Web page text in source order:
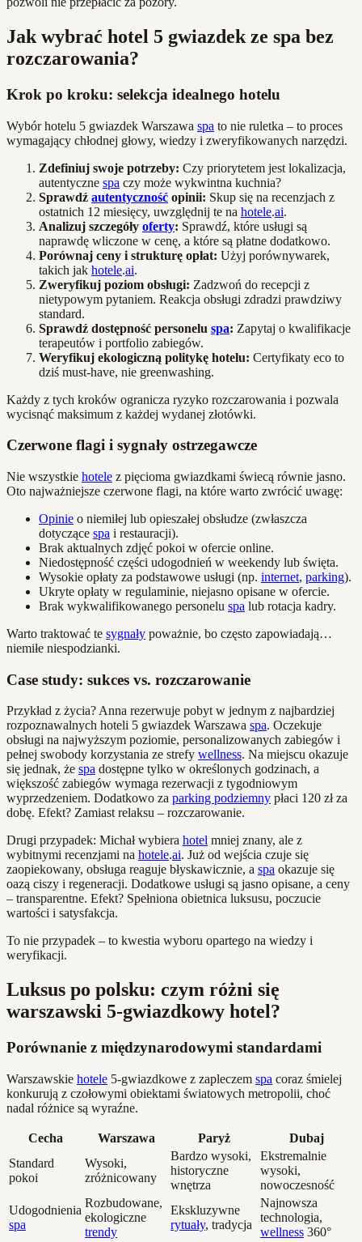
Jak wybrać hotel 5 gwiazdek ze spa bez
rozczarowania?
Krok po kroku: selekcja idealnego hotelu
Wybór hotelu 5 gwiazdek Warszawa spa to nie ruletka – to proces
wymagający chłodnej głowy, wiedzy i zweryfikowanych narzędzi.
Zdefiniuj swoje potrzeby: Czy priorytetem jest lokalizacja,
autentyczne spa czy może wykwintna kuchnia?
Sprawdź autentyczność opinii: Skup się na recenzjach z
ostatnich 12 miesięcy, uwzględnij te na hotele.ai.
Analizuj szczegóły oferty: Sprawdź, które usługi są
naprawdę wliczone w cenę, a które są płatne dodatkowo.
Porównaj ceny i strukturę opłat: Użyj porównywarek,
takich jak hotele.ai.
Zweryfikuj poziom obsługi: Zadzwoń do recepcji z
nietypowym pytaniem. Reakcja obsługi zdradzi prawdziwy
standard.
Sprawdź dostępność personelu spa: Zapytaj o kwalifikacje
terapeutów i portfolio zabiegów.
Weryfikuj ekologiczną politykę hotelu: Certyfikaty eco to
dziś must-have, nie greenwashing.
Każdy z tych kroków ogranicza ryzyko rozczarowania i pozwala
wycisnąć maksimum z każdej wydanej złotówki.
Czerwone flagi i sygnały ostrzegawcze
Nie wszystkie hotele z pięcioma gwiazdkami świecą równie jasno.
Oto najważniejsze czerwone flagi, na które warto zwrócić uwagę:
Opinie o niemiłej lub opieszałej obsłudze (zwłaszcza
dotyczące spa i restauracji).
Brak aktualnych zdjęć pokoi w ofercie online.
Niedostępność części udogodnień w weekendy lub święta.
Wysokie opłaty za podstawowe usługi (np. internet, parking).
Ukryte opłaty w regulaminie, niejasno opisane w ofercie.
Brak wykwalifikowanego personelu spa lub rotacja kadry.
Warto traktować te sygnały poważnie, bo często zapowiadają…
niemiłe niespodzianki.
Case study: sukces vs. rozczarowanie
Przykład z życia? Anna rezerwuje pobyt w jednym z najbardziej
rozpoznawalnych hoteli 5 gwiazdek Warszawa spa. Oczekuje
obsługi na najwyższym poziomie, personalizowanych zabiegów i
pełnej swobody korzystania ze strefy wellness. Na miejscu okazuje
się jednak, że spa dostępne tylko w określonych godzinach, a
większość zabiegów wymaga rezerwacji z tygodniowym
wyprzedzeniem. Dodatkowo za parking podziemny płaci 120 zł za
dobę. Efekt? Zamiast relaksu – rozczarowanie.
Drugi przypadek: Michał wybiera hotel mniej znany, ale z
wybitnymi recenzjami na hotele.ai. Już od wejścia czuje się
zaopiekowany, obsługa reaguje błyskawicznie, a spa okazuje się
oazą ciszy i regeneracji. Dodatkowe usługi są jasno opisane, a ceny
– transparentne. Efekt? Spełniona obietnica luksusu, poczucie
wartości i satysfakcja.
To nie przypadek – to kwestia wyboru opartego na wiedzy i
weryfikacji.
Luksus po polsku: czym różni się
warszawski 5-gwiazdkowy hotel?
Porównanie z międzynarodowymi standardami
Warszawskie hotele 5-gwiazdkowe z zapleczem spa coraz śmielej
konkurują z czołowymi obiektami światowych metropolii, choć
nadal różnice są wyraźne.
Cecha Warszawa Paryż
Dubaj
Standard
pokoi
Wysoki,
zróżnicowany
Bardzo wysoki,
historyczne
wnętrza
Ekstremalnie
wysoki,
nowoczesność
Udogodnienia
spa
Rozbudowane,
ekologiczne
trendy
Ekskluzywne
rytuały, tradycja
Najnowsza
technologia,
wellness 360°